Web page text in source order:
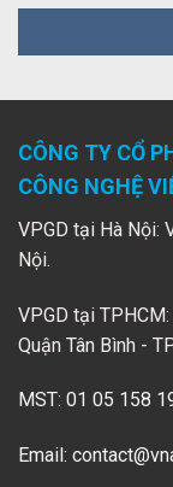
CÔNG TY CỔ
CÔNG NGHỆ
VPGD tại Hà Nội:
Nội.
VPGD tại
Quận Tân Bình -
MST: 01 05 158
Email: